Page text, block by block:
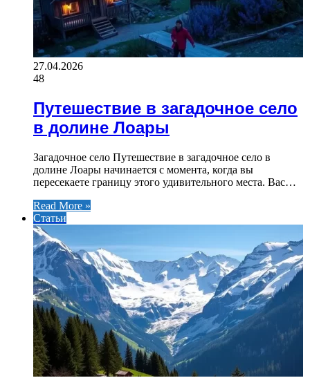
27.04.2026
48
Путешествие в загадочное село
в долине Лоары
Загадочное село Путешествие в загадочное село в
долине Лоары начинается с момента, когда вы
пересекаете границу этого удивительного места. Вас…
Read More »
Статьи